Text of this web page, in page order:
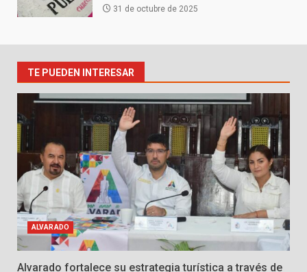
31 de octubre de 2025
TE PUEDEN INTERESAR
ALVARADO
Alvarado fortalece su estrategia turística a través de